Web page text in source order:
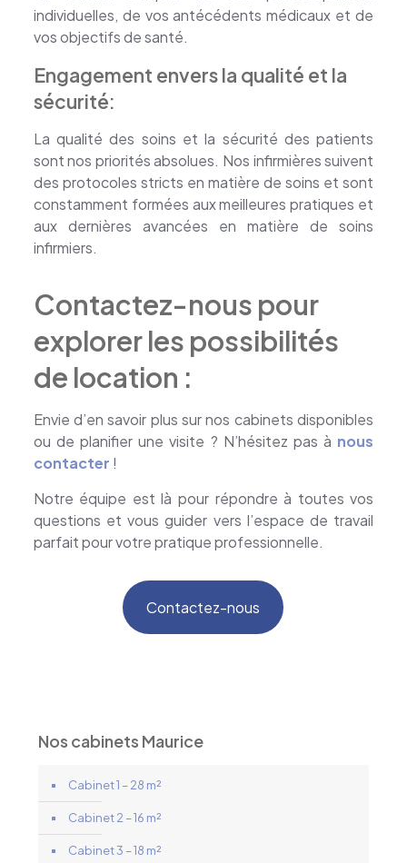
individuelles, de vos antécédents médicaux et de
vos objectifs de santé.
Engagement envers la qualité et la
sécurité:
La qualité des soins et la sécurité des patients
sont nos priorités absolues. Nos infirmières suivent
des protocoles stricts en matière de soins et sont
constamment formées aux meilleures pratiques et
aux dernières avancées en matière de soins
infirmiers.
Contactez-nous pour
explorer les possibilités
de location :
Envie d’en savoir plus sur nos cabinets disponibles
ou de planifier une visite ? N’hésitez pas à nous
contacter !
Notre équipe est là pour répondre à toutes vos
questions et vous guider vers l’espace de travail
parfait pour votre pratique professionnelle.
Contactez-nous
Nos cabinets Maurice
Cabinet 1 – 28 m²
Cabinet 2 – 16 m²
Cabinet 3 – 18 m²